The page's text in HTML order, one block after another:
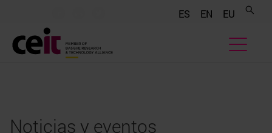
ES EN EU
Noticias y eventos